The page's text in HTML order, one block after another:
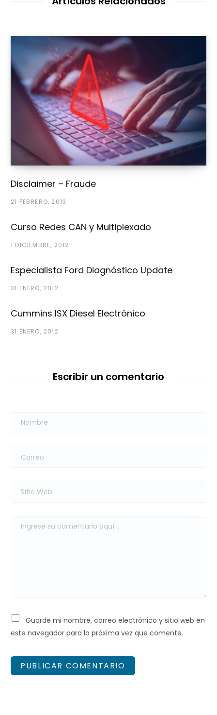
Disclaimer – Fraude
21 FEBRERO, 2013
Curso Redes CAN y Multiplexado
1 DICIEMBRE, 2012
Especialista Ford Diagnóstico Update
31 ENERO, 2012
Cummins ISX Diesel Electrónico
31 ENERO, 2012
Escribir un comentario
Guarde mi nombre, correo electrónico y sitio web en
este navegador para la próxima vez que comente.